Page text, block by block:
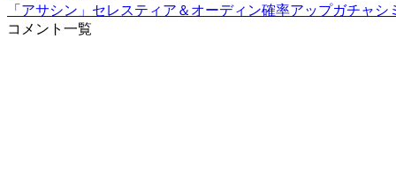
「アサシン」セレスティア＆オーディン確率アップガチャシ
コメント一覧